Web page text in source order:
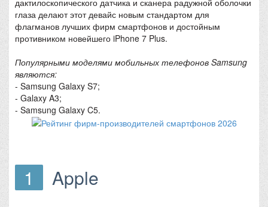
глаза делают этот девайс новым стандартом для
флагманов лучших фирм смартфонов и достойным
противником новейшего iPhone 7 Plus.
Популярными моделями мобильных телефонов Samsung
являются:
- Samsung Galaxy S7;
- Galaxy A3;
- Samsung Galaxy C5.
1 Apple